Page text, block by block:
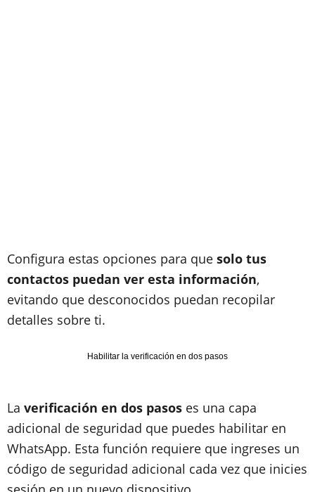
Configura estas opciones para que solo tus
contactos puedan ver esta información,
evitando que desconocidos puedan recopilar
detalles sobre ti.
Habilitar la verificación en dos pasos
La verificación en dos pasos es una capa
adicional de seguridad que puedes habilitar en
WhatsApp. Esta función requiere que ingreses un
código de seguridad adicional cada vez que inicies